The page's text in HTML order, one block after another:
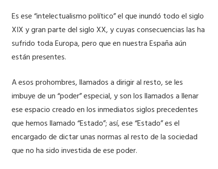
Es ese “intelectualismo político” el que inundó todo el siglo
XIX y gran parte del siglo XX, y cuyas consecuencias las ha
sufrido toda Europa, pero que en nuestra España aún
están presentes.
A esos prohombres, llamados a dirigir al resto, se les
imbuye de un “poder” especial, y son los llamados a llenar
ese espacio creado en los inmediatos siglos precedentes
que hemos llamado “Estado”; así, ese “Estado” es el
encargado de dictar unas normas al resto de la sociedad
que no ha sido investida de ese poder.